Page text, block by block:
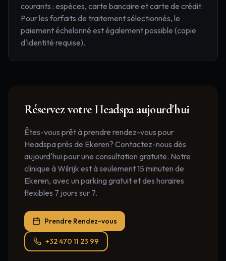
courants : espèces, carte bancaire et carte de crédit.
Pour les forfaits de traitement sélectionnés, le
paiement échelonné est également possible (copie
d'identité requise).
Réservez votre Headspaaujourd'hui
Êtes-vous prêt à prendre rendez-vous pour
Headspa près de Ekeren? Contactez-nous dès
aujourd'hui pour une consultation gratuite. Notre
clinique à Wilrijk est à seulement 15 minuten de
Ekeren, avec un parking gratuit et des horaires
flexibles 7 jours sur 7.
Prendre Rendez-vous
+32 470 11 23 99